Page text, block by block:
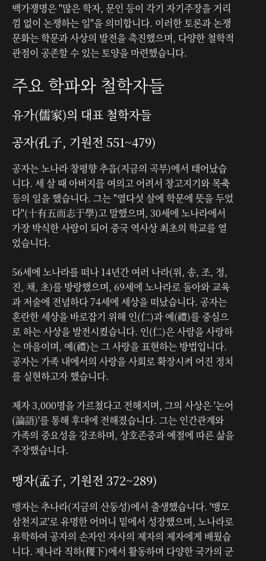
백가쟁명은 "많은 학자, 문인 등이 각기 자기주장을 거리
낌 없이 논쟁하는 일"을 의미합니다. 이러한 토론과 논쟁
문화는 학문과 사상의 발전을 촉진했으며, 다양한 철학적
관점이 공존할 수 있는 토양을 마련했습니다.
주요 학파와 철학자들
유가(儒家)의 대표 철학자들
공자(孔子, 기원전 551~479)
공자는 노나라 창평향 추읍(지금의 곡부)에서 태어났습
니다. 세 살 때 아버지를 여의고 어려서 창고지기와 목축
등의 일을 했습니다. 그는 "열다섯 살에 학문에 뜻을 두었
다"(十有五而志于學)고 말했으며, 30세에 노나라에서
가장 박식한 사람이 되어 중국 역사상 최초의 학교를 열
었습니다.
56세에 노나라를 떠나 14년간 여러 나라(위, 송, 조, 정,
진, 채, 초)를 방랑했으며, 69세에 노나라로 돌아와 교육
과 저술에 전념하다 74세에 세상을 떠났습니다. 공자는
혼란한 세상을 바로잡기 위해 인(仁)과 예(禮)를 중심으
로 하는 사상을 발전시켰습니다. 인(仁)은 사람을 사랑하
는 마음이며, 예(禮)는 그 사랑을 표현하는 방법입니다.
공자는 가족 내에서의 사랑을 사회로 확장시켜 어진 정치
를 실현하고자 했습니다.
제자 3,000명을 가르쳤다고 전해지며, 그의 사상은 '논어
(論語)'를 통해 후대에 전해졌습니다. 그는 인간관계와
가족의 중요성을 강조하며, 상호존중과 예절에 따른 삶을
주장했습니다.
맹자(孟子, 기원전 372~289)
맹자는 추나라(지금의 산둥성)에서 출생했습니다. '맹모
삼천지교'로 유명한 어머니 밑에서 성장했으며, 노나라로
유학하여 공자의 손자인 자사의 제자의 제자에게 배웠습
니다. 제나라 직하(稷下)에서 활동하며 다양한 국가의 군